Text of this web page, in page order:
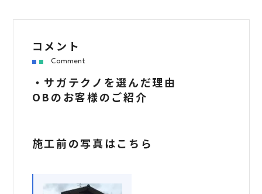
コメント
Comment
・サガテクノを選んだ理由
OBのお客様のご紹介
施工前の写真はこちら